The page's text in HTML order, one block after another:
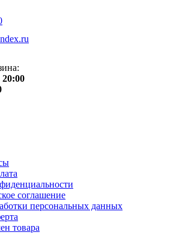
соглашение
персональных данных
товара